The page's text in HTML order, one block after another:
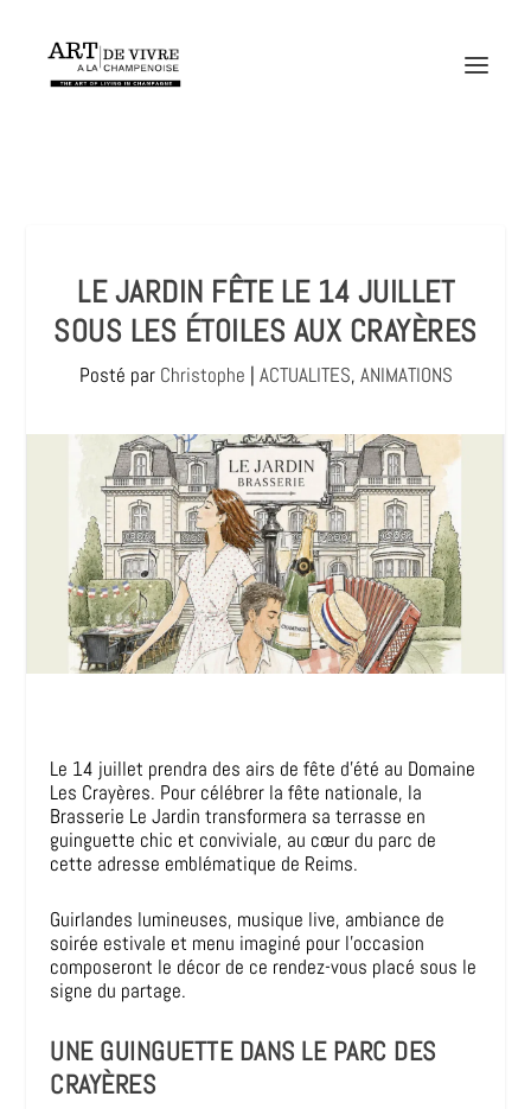
LE JARDIN FÊTE LE 14 JUILLET
SOUS LES ÉTOILES AUX CRAYÈRES
Posté par Christophe | ACTUALITES, ANIMATIONS
Le 14 juillet prendra des airs de fête d’été au Domaine
Les Crayères. Pour célébrer la fête nationale, la
Brasserie Le Jardin transformera sa terrasse en
guinguette chic et conviviale, au cœur du parc de
cette adresse emblématique de Reims.
Guirlandes lumineuses, musique live, ambiance de
soirée estivale et menu imaginé pour l’occasion
composeront le décor de ce rendez-vous placé sous le
signe du partage.
UNE GUINGUETTE DANS LE PARC DES
CRAYÈRES